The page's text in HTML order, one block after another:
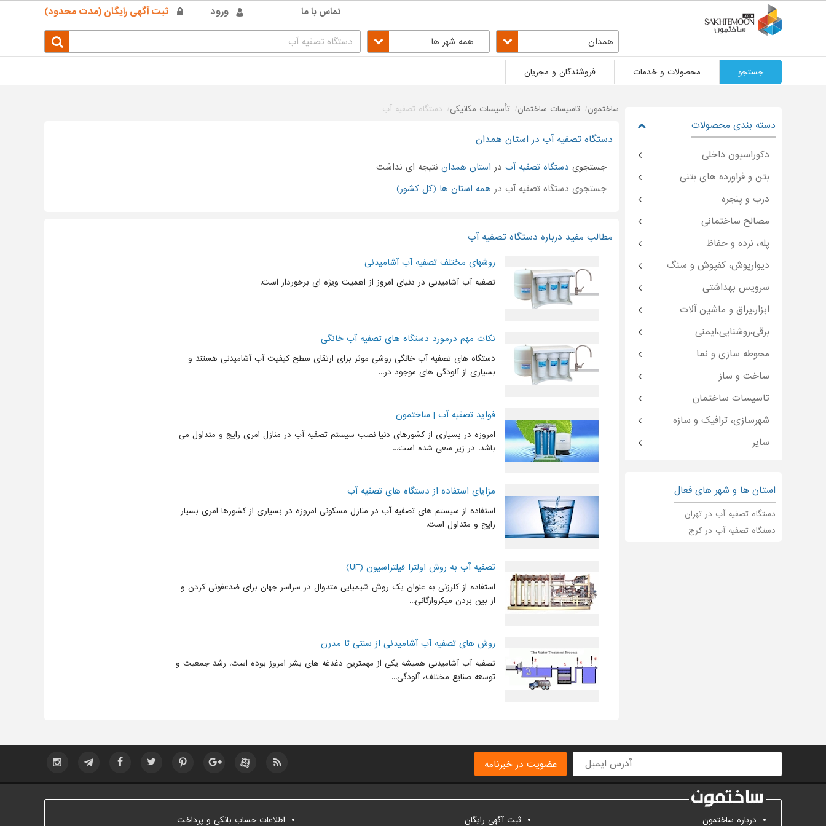
ورود ثبت آگهی رایگان (مدت محدود) تماس با ما
همدان -- همه شهر ها --
جستجو محصولات و خدمات فروشندگان و مجریان
ساختمون تاسیسات ساختمان تأسیسات مکانیکی دستگاه تصفیه آب
دستگاه تصفیه آب در استان همدان
جستجوی دستگاه تصفیه آب در استان همدان نتیجه ای نداشت
جستجوی دستگاه تصفیه آب در همه استان ها (کل کشور)
مطالب مفید درباره دستگاه تصفیه آب
روشهای مختلف تصفیه آب آشامیدنی
تصفیه آب آشامیدنی در دنیای امروز از اهمیت ویژه ای برخوردار است.
نکات مهم درمورد دستگاه های تصفیه آب خانگی
دستگاه های تصفیه آب خانگی روشی موثر برای ارتقای سطح کیفیت آب آشامیدنی هستند و
بسیاری از آلودگی های موجود در...
فواید تصفیه آب | ساختمون
امروزه در بسیاری از کشورهای دنیا نصب سیستم تصفیه آب در منازل امری رایج و متداول می
باشد. در زیر سعی شده است...
مزایای استفاده از دستگاه های تصفیه آب
استفاده از سیستم های تصفیه آب در منازل مسکونی امروزه در بسیاری از کشورها امری بسیار
رایج و متداول است.
تصفیه آب به روش اولترا فیلتراسیون (UF)
استفاده از کلرزنی به عنوان یک روش شیمیایی متدوال در سراسر جهان برای ضدعفونی کردن و
از بین بردن میکروارگانی...
روش های تصفیه آب آشامیدنی از سنتی تا مدرن
تصفیه آب آشامیدنی همیشه یکی از مهمترین دغدغه های بشر امروز بوده است. رشد جمعیت و
توسعه صنایع مختلف، آلودگی...
دسته بندی محصولات
دکوراسیون داخلی
بتن و فراورده های بتنی
درب و پنجره
مصالح ساختمانی
پله، نرده و حفاظ
دیوارپوش، کفپوش و سنگ
سرویس بهداشتی
ابزار،یراق و ماشین آلات
برقی،روشنایی،ایمنی
محوطه سازی و نما
ساخت و ساز
تاسیسات ساختمان
شهرسازی، ترافیک و سازه
سایر
استان ها و شهر های فعال
دستگاه تصفیه آب در تهران
دستگاه تصفیه آب در کرج
عضویت در خبرنامه
درباره ساختمون ثبت آگهی رایگان اطلاعات حساب بانکی و پرداخت